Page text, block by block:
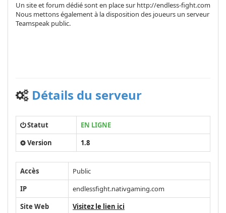
Un site et forum dédié sont en place sur http://endless-fight.com
Nous mettons également à la disposition des joueurs un serveur
Teamspeak public.
Détails du serveur
Statut
EN LIGNE
Version
1.8
Accès
Public
IP
endlessfight.nativgaming.com
Site Web
Visitez le lien ici